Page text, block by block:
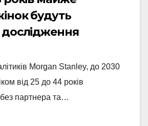
будуть
Morgan Stanley, до 2030
від 25 до 44 років
партнера та…